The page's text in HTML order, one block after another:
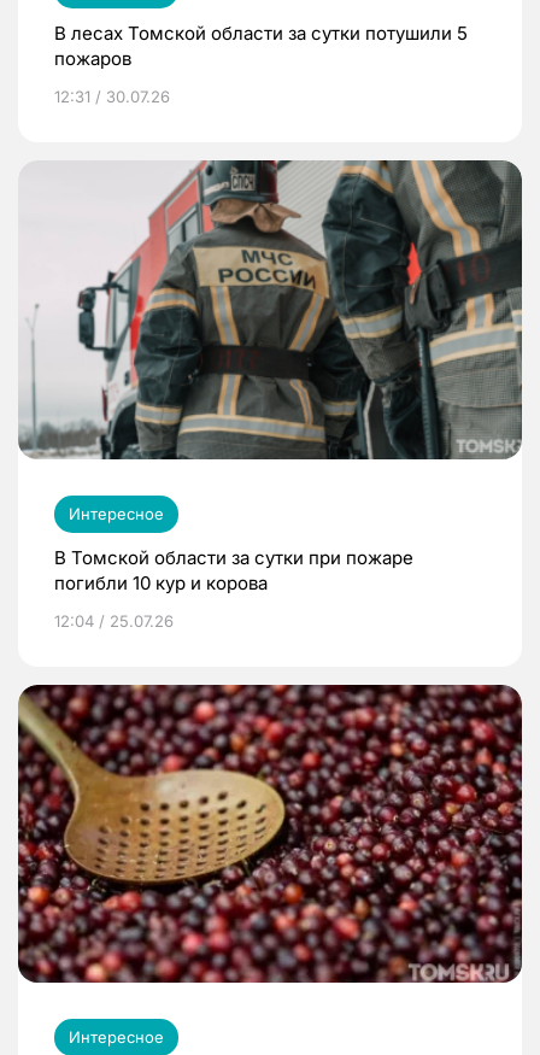
В лесах Томской области за сутки потушили 5
пожаров
12:31 / 30.07.26
Интересное
В Томской области за сутки при пожаре
погибли 10 кур и корова
12:04 / 25.07.26
Интересное